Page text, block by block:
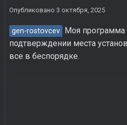
Опубликовано 3 октября, 2025
gen-rostovcev
Моя
подтверждении места
все в беспорядке.